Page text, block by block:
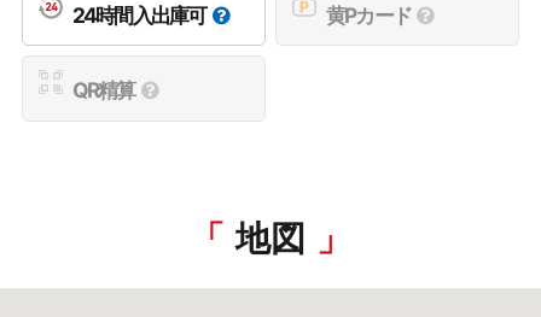
24時間入出庫可 黄Pカード
QR精算
地図